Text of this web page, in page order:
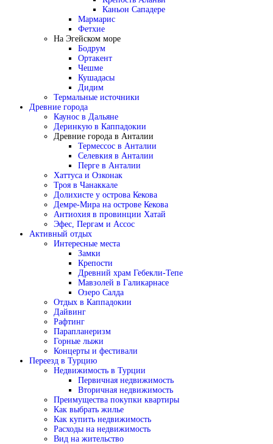
Каньон Сападере
Мармарис
Фетхие
На Эгейском море
Бодрум
Ортакент
Чешме
Кушадасы
Дидим
Термальные источники
Древние города
Каунос в Дальяне
Деринкую в Каппадокии
Древние города в Анталии
Термессос в Анталии
Селевкия в Анталии
Перге в Анталии
Хаттуса и Озконак
Троя в Чанаккале
Долихисте у острова Кекова
Демре-Мира на острове Кекова
Антиохия в провинции Хатай
Эфес, Пергам и Ассос
Активный отдых
Интересные места
Замки
Крепости
Древний храм Гебекли-Тепе
Мавзолей в Галикарнасе
Озеро Салда
Отдых в Каппадокии
Дайвинг
Рафтинг
Парапланеризм
Горные лыжи
Концерты и фестивали
Переезд в Турцию
Недвижимость в Турции
Первичная недвижимость
Вторичная недвижимость
Преимущества покупки квартиры
Как выбрать жилье
Как купить недвижимость
Расходы на недвижимость
Вид на жительство